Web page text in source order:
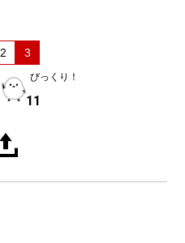
2 3
びっくり！
11